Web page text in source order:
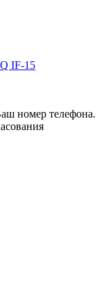
IF-15
номер телефона.